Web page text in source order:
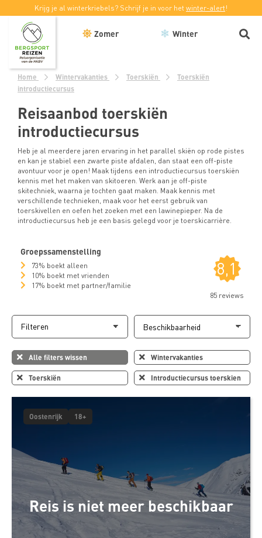
Krijg je al winterkriebels? Schrijf je in voor het winter-alert!
Zomer Winter
Home Wintervakanties Toerskiën
Toerskiën
introductiecursus
Reisaanbod toerskiën
introductiecursus
Heb je al meerdere jaren ervaring in het parallel skiën op rode pistes
en kan je stabiel een zwarte piste afdalen, dan staat een off-piste
avontuur voor je open! Maak tijdens een introductiecursus toerskiën
kennis met het maken van skitoeren. Werk aan je off-piste
skitechniek, waarna je tochten gaat maken. Maak kennis met
verschillende technieken, maak voor het eerst gebruik van
toerskivellen en oefen het zoeken met een lawinepieper. Na de
introductiecursus heb je een basis gelegd voor je toerskicarrière.
Groepssamenstelling
73% boekt alleen
10% boekt met vrienden
17% boekt met partner/familie
8,1
85 reviews
Filteren
Alle filters wissen Wintervakanties
Toerskiën Introductiecursus toerskien
Reis is niet meer beschikbaar
Oostenrijk 18+